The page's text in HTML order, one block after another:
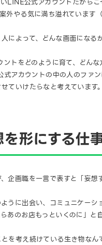
外やる気に満ち溢れています
によって、どんな画面にな
トをどのように育て、どん
式アカウントの中の人のファ
ていけたらなと考えています。
形にする仕
企画職を一言で表すと「妄想
うに出会い、コミュニケー
あのお店もっといくのに」
を考え続けている生き物な